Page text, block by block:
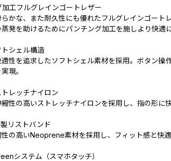
工フルグレインゴートレザー
らかな、また耐久性にも優れたフルグレインゴート
蒸発を助けるためにパンチング加工を施しより快適に
シェル構造
性を追求したソフトシェル素材を採用。ボタン操
現。
レッチナイロン
性の高いストレッチナイロンを採用し、指の形に
リストバンド
の高いNeoprene素材を採用し、フィット感と快適
システム（スマホタッチ）